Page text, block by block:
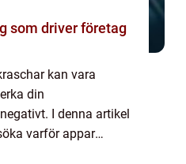
som driver företag
kan vara
din
I denna artikel
varför appar